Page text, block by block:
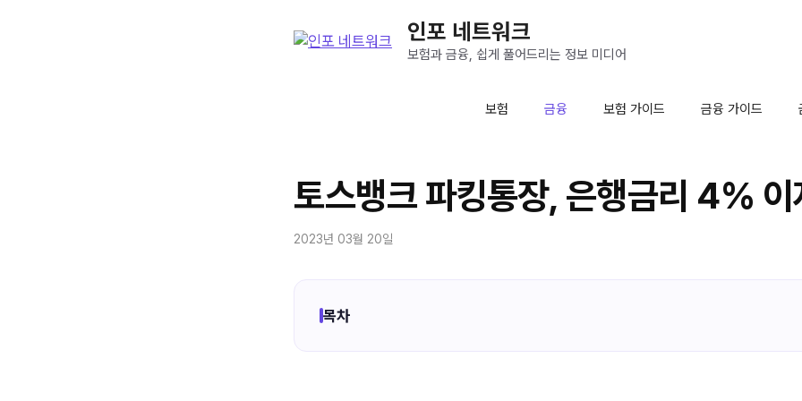
인포 네트워크
보험과 금융, 쉽게 풀어드리는 정보 미디어
보험 금융 보험 가이드 금융 가이드
토스뱅크 파킹통장, 은행금리 4% 이
2023년 03월 20일
목차